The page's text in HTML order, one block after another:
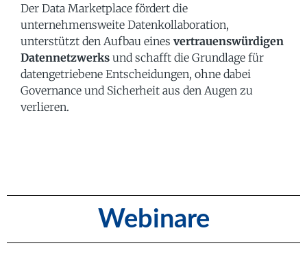
Der Data Marketplace fördert die
unternehmensweite Datenkollaboration,
unterstützt den Aufbau eines vertrauenswürdigen
Datennetzwerks und schafft die Grundlage für
datengetriebene Entscheidungen, ohne dabei
Governance und Sicherheit aus den Augen zu
verlieren.
Webinare